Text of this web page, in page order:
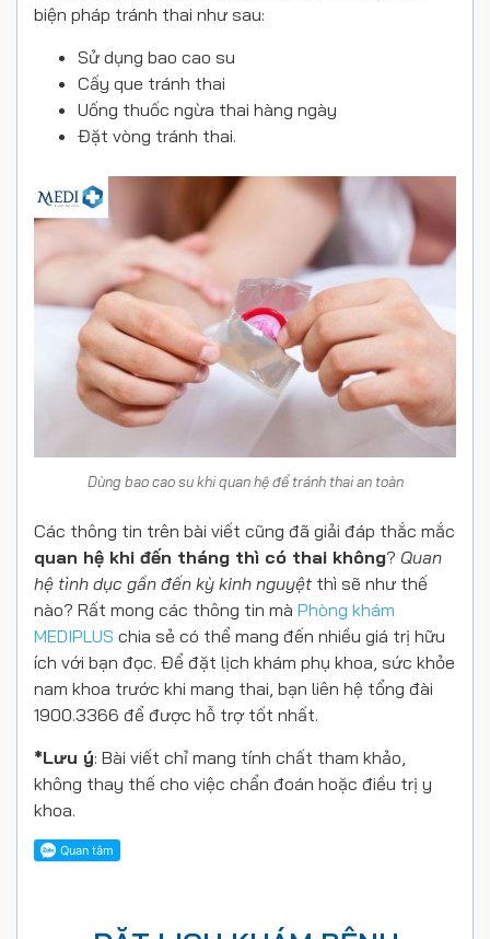
biện pháp tránh thai như sau:
Sử dụng bao cao su
Cấy que tránh thai
Uống thuốc ngừa thai hàng ngày
Đặt vòng tránh thai.
Dùng bao cao su khi quan hệ để tránh thai an toàn
Các thông tin trên bài viết cũng đã giải đáp thắc mắc
quan hệ khi đến tháng thì có thai không? Quan
hệ tình dục gần đến kỳ kinh nguyệt thì sẽ như thế
nào? Rất mong các thông tin mà Phòng khám
MEDIPLUS chia sẻ có thể mang đến nhiều giá trị hữu
ích với bạn đọc. Để đặt lịch khám phụ khoa, sức khỏe
nam khoa trước khi mang thai, bạn liên hệ tổng đài
1900.3366 để được hỗ trợ tốt nhất.
*Lưu ý: Bài viết chỉ mang tính chất tham khảo,
không thay thế cho việc chẩn đoán hoặc điều trị y
khoa.